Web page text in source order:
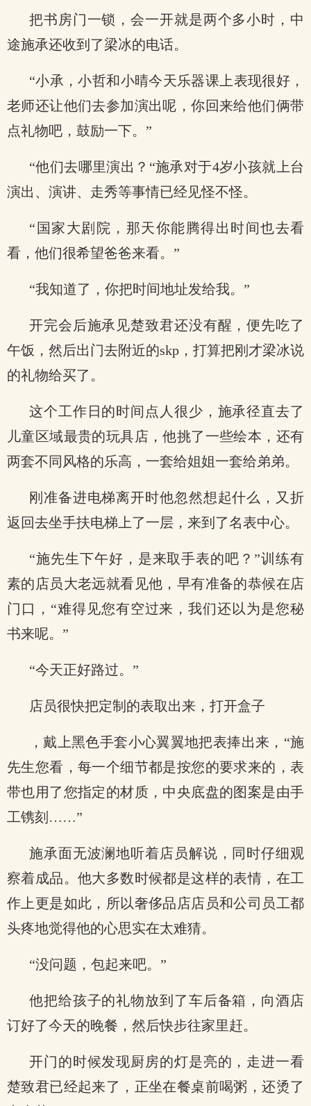
把书房门一锁，会一开就是两个多小时，中
途施承还收到了梁冰的电话。
“小承，小哲和小晴今天乐器课上表现很好，
老师还让他们去参加演出呢，你回来给他们俩带
点礼物吧，鼓励一下。”
“他们去哪里演出？“施承对于4岁小孩就上台
演出、演讲、走秀等事情已经见怪不怪。
“国家大剧院，那天你能腾得出时间也去看
看，他们很希望爸爸来看。”
“我知道了，你把时间地址发给我。”
开完会后施承见楚致君还没有醒，便先吃了
午饭，然后出门去附近的skp，打算把刚才梁冰说
的礼物给买了。
这个工作日的时间点人很少，施承径直去了
儿童区域最贵的玩具店，他挑了一些绘本，还有
两套不同风格的乐高，一套给姐姐一套给弟弟。
刚准备进电梯离开时他忽然想起什么，又折
返回去坐手扶电梯上了一层，来到了名表中心。
“施先生下午好，是来取手表的吧？”训练有
素的店员大老远就看见他，早有准备的恭候在店
门口，“难得见您有空过来，我们还以为是您秘
书来呢。”
“今天正好路过。”
店员很快把定制的表取出来，打开盒子
，戴上黑色手套小心翼翼地把表捧出来，“施
先生您看，每一个细节都是按您的要求来的，表
带也用了您指定的材质，中央底盘的图案是由手
工镌刻……”
施承面无波澜地听着店员解说，同时仔细观
察着成品。他大多数时候都是这样的表情，在工
作上更是如此，所以奢侈品店店员和公司员工都
头疼地觉得他的心思实在太难猜。
“没问题，包起来吧。”
他把给孩子的礼物放到了车后备箱，向酒店
订好了今天的晚餐，然后快步往家里赶。
开门的时候发现厨房的灯是亮的，走进一看
楚致君已经起来了，正坐在餐桌前喝粥，还烫了